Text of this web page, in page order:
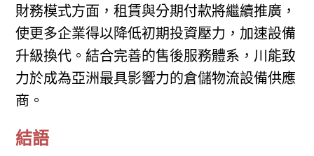
財務模式方面，租賃與分期付款將繼續推廣，
使更多企業得以降低初期投資壓力，加速設備
升級換代。結合完善的售後服務體系，川能致
力於成為亞洲最具影響力的倉儲物流設備供應
商。
結語